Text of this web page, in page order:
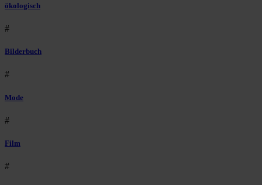
ökologisch
#
Bilderbuch
#
Mode
#
Film
#